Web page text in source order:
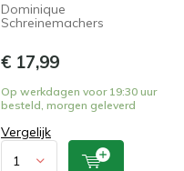
Dominique
Schreinemachers
€ 17,99
Op werkdagen voor 19:30 uur
besteld, morgen geleverd
Vergelijk